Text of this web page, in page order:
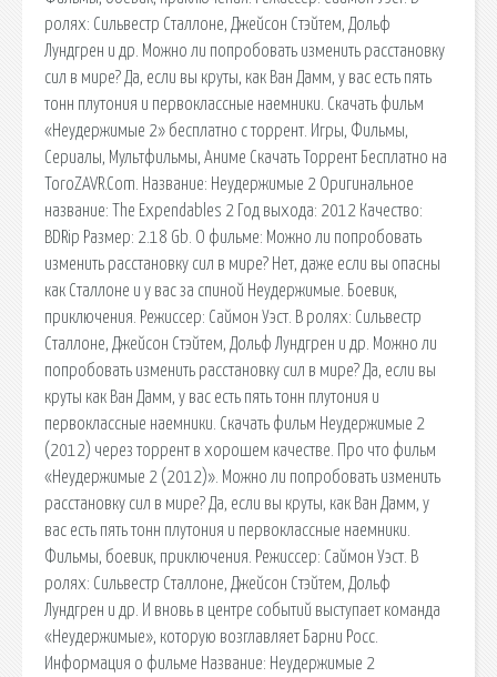
ролях: Сильвестр Сталлоне, Джейсон Стэйтем, Дольф
Лундгрен и др. Можно ли попробовать изменить расстановку
сил в мире? Да, если вы круты, как Ван Дамм, у вас есть пять
тонн плутония и первоклассные наемники. Скачать фильм
«Неудержимые 2» бесплатно c торрент. Игры, Фильмы,
Сериалы, Мультфильмы, Аниме Скачать Торрент Бесплатно на
ToroZAVR.Com. Название: Неудержимые 2 Оригинальное
название: The Expendables 2 Год выхода: 2012 Качество:
BDRip Размер: 2.18 Gb. О фильме: Можно ли попробовать
изменить расстановку сил в мире? Нет, даже если вы опасны
как Сталлоне и у вас за спиной Неудержимые. Боевик,
приключения. Режиссер: Саймон Уэст. В ролях: Сильвестр
Сталлоне, Джейсон Стэйтем, Дольф Лундгрен и др. Можно ли
попробовать изменить расстановку сил в мире? Да, если вы
круты как Ван Дамм, у вас есть пять тонн плутония и
первоклассные наемники. Скачать фильм Неудержимые 2
(2012) через торрент в хорошем качестве. Про что фильм
«Неудержимые 2 (2012)». Можно ли попробовать изменить
расстановку сил в мире? Да, если вы круты, как Ван Дамм, у
вас есть пять тонн плутония и первоклассные наемники.
Фильмы, боевик, приключения. Режиссер: Саймон Уэст. В
ролях: Сильвестр Сталлоне, Джейсон Стэйтем, Дольф
Лундгрен и др. И вновь в центре событий выступает команда
«Неудержимые», которую возглавляет Барни Росс.
Информация о фильме Название: Неудержимые 2